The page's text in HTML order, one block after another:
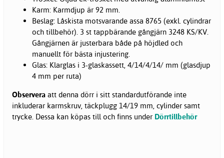
Karm: Karmdjup är 92 mm.
Beslag: Låskista motsvarande assa 8765 (exkl. cylindrar
och tillbehör). 3 st tappbärande gångjärn 3248 KS/KV.
Gångjärnen är justerbara både på höjdled och
manuellt för bästa injustering.
Glas: Klarglas i 3-glaskassett, 4/14/4/14/ mm (glasdjup
4 mm per ruta)
Observera att denna dörr i sitt standardutförande inte
inkluderar karmskruv, täckplugg 14/19 mm, cylinder samt
trycke. Dessa kan köpas till och finns under Dörrtillbehör